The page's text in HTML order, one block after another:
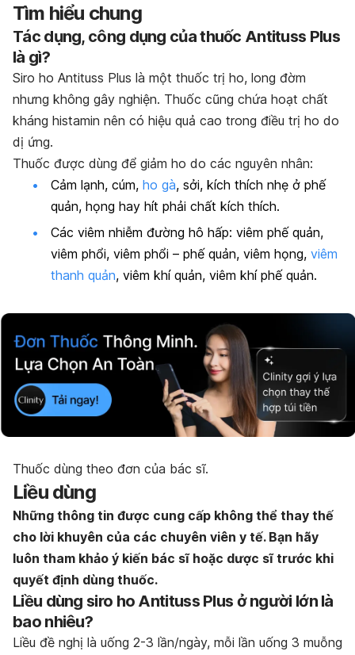
Tìm hiểu chung
Tác dụng, công dụng của thuốc Antituss Plus
là gì?
Siro ho Antituss Plus là một thuốc trị ho, long đờm
nhưng không gây nghiện. Thuốc cũng chứa hoạt chất
kháng histamin nên có hiệu quả cao trong điều trị ho do
dị ứng.
Thuốc được dùng để giảm ho do các nguyên nhân:
Cảm lạnh, cúm, ho gà, sởi, kích thích nhẹ ở phế
quản, họng hay hít phải chất kích thích.
Các viêm nhiễm đường hô hấp: viêm phế quản,
viêm phổi, viêm phổi – phế quản, viêm họng, viêm
thanh quản, viêm khí quản, viêm khí phế quản.
Thuốc dùng theo đơn của bác sĩ.
Liều dùng
Những thông tin được cung cấp không thể thay thế
cho lời khuyên của các chuyên viên y tế. Bạn hãy
luôn tham khảo ý kiến bác sĩ hoặc dược sĩ trước khi
quyết định dùng thuốc.
Liều dùng siro ho Antituss Plus ở người lớn là
bao nhiêu?
Liều đề nghị là uống 2-3 lần/ngày, mỗi lần uống 3 muỗng